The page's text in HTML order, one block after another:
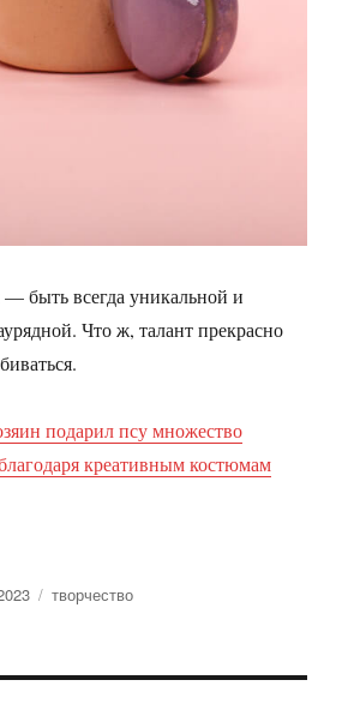
быть всегда уникальной и
Что ж, талант прекрасно
подарил псу множество
креативным костюмам
Метки
творчество